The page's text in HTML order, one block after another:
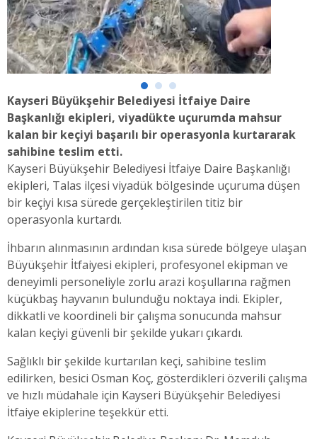
Kayseri Büyükşehir Belediyesi İtfaiye Daire
Başkanlığı ekipleri, viyadükte uçurumda mahsur
kalan bir keçiyi başarılı bir operasyonla kurtararak
sahibine teslim etti.
Kayseri Büyükşehir Belediyesi İtfaiye Daire Başkanlığı
ekipleri, Talas ilçesi viyadük bölgesinde uçuruma düşen
bir keçiyi kısa sürede gerçekleştirilen titiz bir
operasyonla kurtardı.
İhbarın alınmasının ardından kısa sürede bölgeye ulaşan
Büyükşehir İtfaiyesi ekipleri, profesyonel ekipman ve
deneyimli personeliyle zorlu arazi koşullarına rağmen
küçükbaş hayvanın bulunduğu noktaya indi. Ekipler,
dikkatli ve koordineli bir çalışma sonucunda mahsur
kalan keçiyi güvenli bir şekilde yukarı çıkardı.
Sağlıklı bir şekilde kurtarılan keçi, sahibine teslim
edilirken, besici Osman Koç, gösterdikleri özverili çalışma
ve hızlı müdahale için Kayseri Büyükşehir Belediyesi
İtfaiye ekiplerine teşekkür etti.